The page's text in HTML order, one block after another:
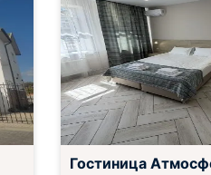
Гостиница